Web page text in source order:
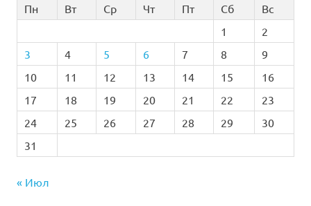
Пн
Вт Ср Чт Пт Сб
Вс
1
2
3
4 5 6 7 8
9
10
11 12 13 14 15
16
17
18 19 20 21 22
23
24
25 26 27 28 29
30
31
« Июл